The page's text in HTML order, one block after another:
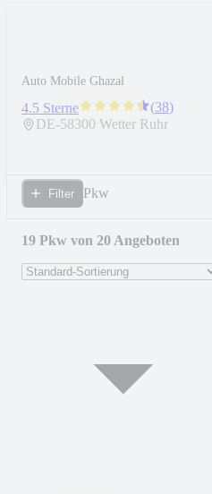
Auto Mobile Ghazal
4.5 Sterne (38)
DE-58300 Wetter Ruhr
Filter Pkw
19 Pkw von 20 Angeboten